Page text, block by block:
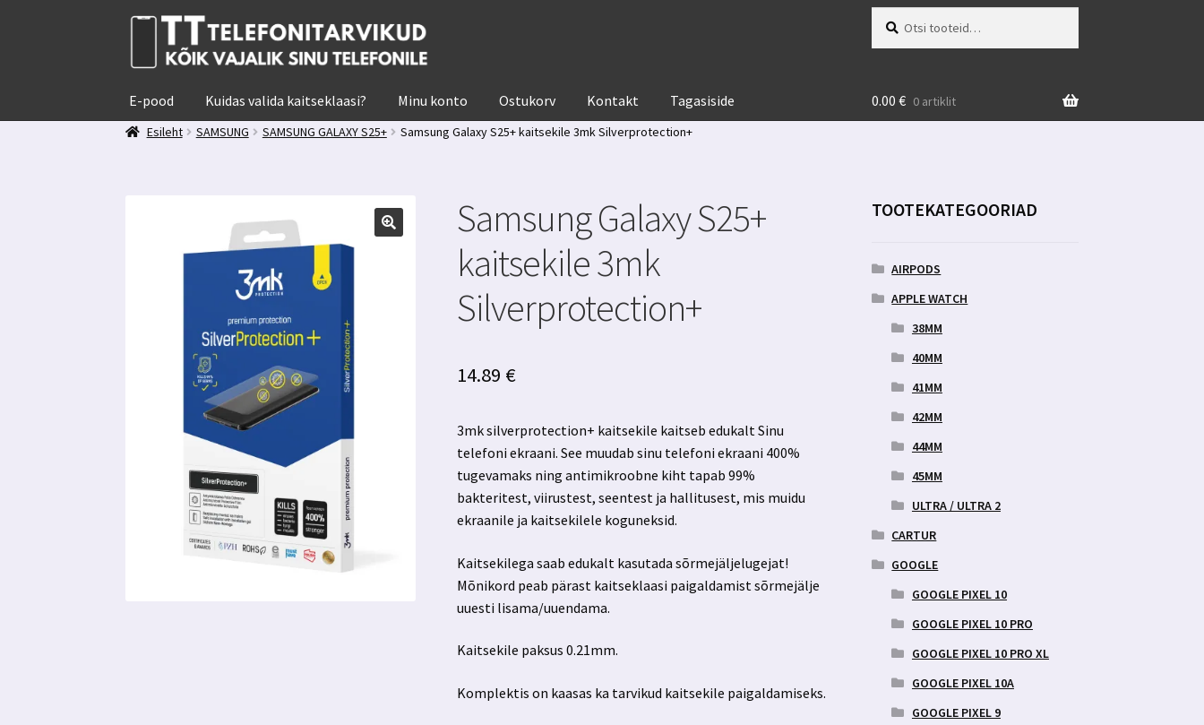
Liigu
navigeerimisele
Liigu
juurde
E-pood Kuidas valida kaitseklaasi? Minu konto Ostukorv Kontakt Tagasiside 0.00 € 0 artiklit
Esileht
SAMSUNG SAMSUNG GALAXY S25+ Samsung Galaxy S25+ kaitsekile 3mk Silverprotection+
Samsung Galaxy S25+
kaitsekile 3mk
Silverprotection+
14.89 €
3mk silverprotection+ kaitsekile kaitseb edukalt Sinu
telefoni ekraani. See muudab sinu telefoni ekraani 400%
tugevamaks ning antimikroobne kiht tapab 99%
bakteritest, viirustest, seentest ja hallitusest, mis muidu
ekraanile ja kaitsekilele koguneksid.
Kaitsekilega saab edukalt kasutada sõrmejäljelugejat!
Mõnikord peab pärast kaitseklaasi paigaldamist sõrmejälje
uuesti lisama/uuendama.
Kaitsekile paksus 0.21mm.
Komplektis on kaasas ka tarvikud kaitsekile paigaldamiseks.
TOOTEKATEGOORIAD
AIRPODS
APPLE WATCH
38MM
40MM
41MM
42MM
44MM
45MM
ULTRA / ULTRA 2
CARTUR
GOOGLE
GOOGLE PIXEL 10
GOOGLE PIXEL 10 PRO
GOOGLE PIXEL 10 PRO XL
GOOGLE PIXEL 10A
GOOGLE PIXEL 9